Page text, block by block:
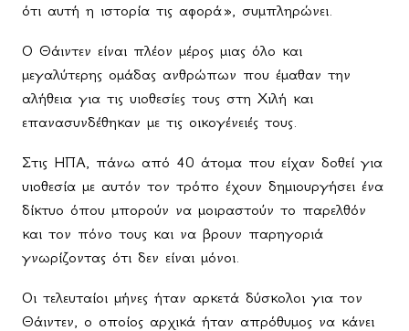
ότι αυτή η ιστορία τις αφορά», συμπληρώνει.
Ο Θάιντεν είναι πλέον μέρος μιας όλο και
μεγαλύτερης ομάδας ανθρώπων που έμαθαν την
αλήθεια για τις υιοθεσίες τους στη Χιλή και
επανασυνδέθηκαν με τις οικογένειές τους.
Στις ΗΠΑ, πάνω από 40 άτομα που είχαν δοθεί για
υιοθεσία με αυτόν τον τρόπο έχουν δημιουργήσει ένα
δίκτυο όπου μπορούν να μοιραστούν το παρελθόν
και τον πόνο τους και να βρουν παρηγοριά
γνωρίζοντας ότι δεν είναι μόνοι.
Οι τελευταίοι μήνες ήταν αρκετά δύσκολοι για τον
Θάιντεν, ο οποίος αρχικά ήταν απρόθυμος να κάνει